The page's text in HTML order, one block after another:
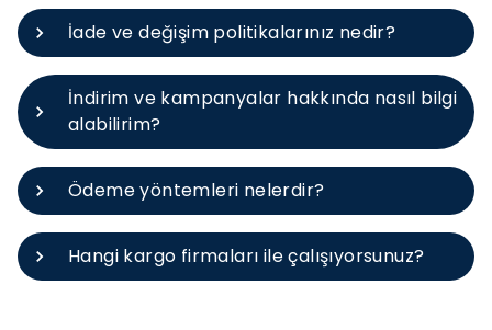
İade ve değişim politikalarınız nedir?
İndirim ve kampanyalar hakkında nasıl bilgi
alabilirim?
Ödeme yöntemleri nelerdir?
Hangi kargo firmaları ile çalışıyorsunuz?